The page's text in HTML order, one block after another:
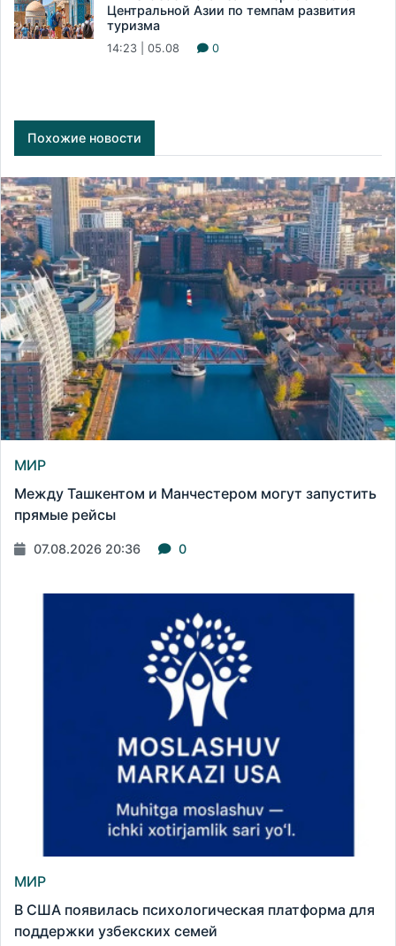
Центральной Азии по темпам развития
туризма
14:23 | 05.08 0
Похожие новости
МИР
Между Ташкентом и Манчестером могут запустить
прямые рейсы
07.08.2026 20:36 0
МИР
В США появилась психологическая платформа для
поддержки узбекских семей